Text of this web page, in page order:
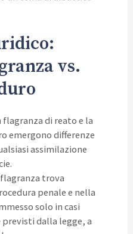
vs.
di reato e la
emergono differenze
assimilazione
trova
penale e nella
solo in casi
dalla legge, a